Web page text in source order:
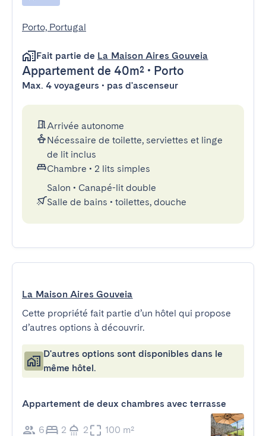
Porto, Portugal
Fait partie de La Maison Aires Gouveia
Appartement de 40m² • Porto
Max. 4 voyageurs • pas d'ascenseur
Arrivée autonome
Nécessaire de toilette, serviettes et linge
de lit inclus
Chambre • 2 lits simples
Salon • Canapé-lit double
Salle de bains • toilettes, douche
La Maison Aires Gouveia
Cette propriété fait partie d’un hôtel qui propose
d’autres options à découvrir.
D'autres options sont disponibles dans le
même hôtel.
Appartement de deux chambres avec terrasse
6 2 2 100 m²